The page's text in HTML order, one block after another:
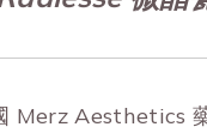
Merz Aesthetics